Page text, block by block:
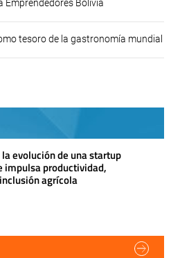
Emprendedores Bolivia
tesoro de la gastronomía mundial
evolución de una startup
impulsa productividad,
agrícola